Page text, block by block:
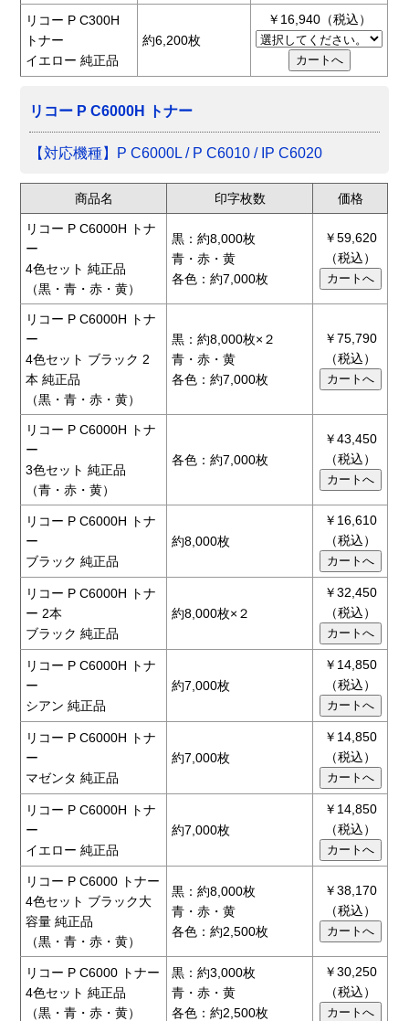
リコー P C300H
トナー
イエロー 純正品
約6,200枚
￥16,940（税込）
リコー P C6000H トナー
【対応機種】P C6000L / P C6010 / IP C6020
商品名 印字枚数 価格
リコー P C6000H トナ
ー
4色セット 純正品
（黒・青・赤・黄）
黒：約8,000枚
青・赤・黄
各色：約7,000枚
￥59,620
（税込）
リコー P C6000H トナ
ー
4色セット ブラック 2
本 純正品
（黒・青・赤・黄）
黒：約8,000枚×２
青・赤・黄
各色：約7,000枚
￥75,790
（税込）
リコー P C6000H トナ
ー
3色セット 純正品
（青・赤・黄）
各色：約7,000枚
￥43,450
（税込）
リコー P C6000H トナ
ー
ブラック 純正品
約8,000枚
￥16,610
（税込）
リコー P C6000H トナ
ー 2本
ブラック 純正品
約8,000枚×２
￥32,450
（税込）
リコー P C6000H トナ
ー
シアン 純正品
約7,000枚
￥14,850
（税込）
リコー P C6000H トナ
ー
マゼンタ 純正品
約7,000枚
￥14,850
（税込）
リコー P C6000H トナ
ー
イエロー 純正品
約7,000枚
￥14,850
（税込）
リコー P C6000 トナー
4色セット ブラック大
容量 純正品
（黒・青・赤・黄）
黒：約8,000枚
青・赤・黄
各色：約2,500枚
￥38,170
（税込）
リコー P C6000 トナー
4色セット 純正品
（黒・青・赤・黄）
黒：約3,000枚
青・赤・黄
各色：約2,500枚
￥30,250
（税込）